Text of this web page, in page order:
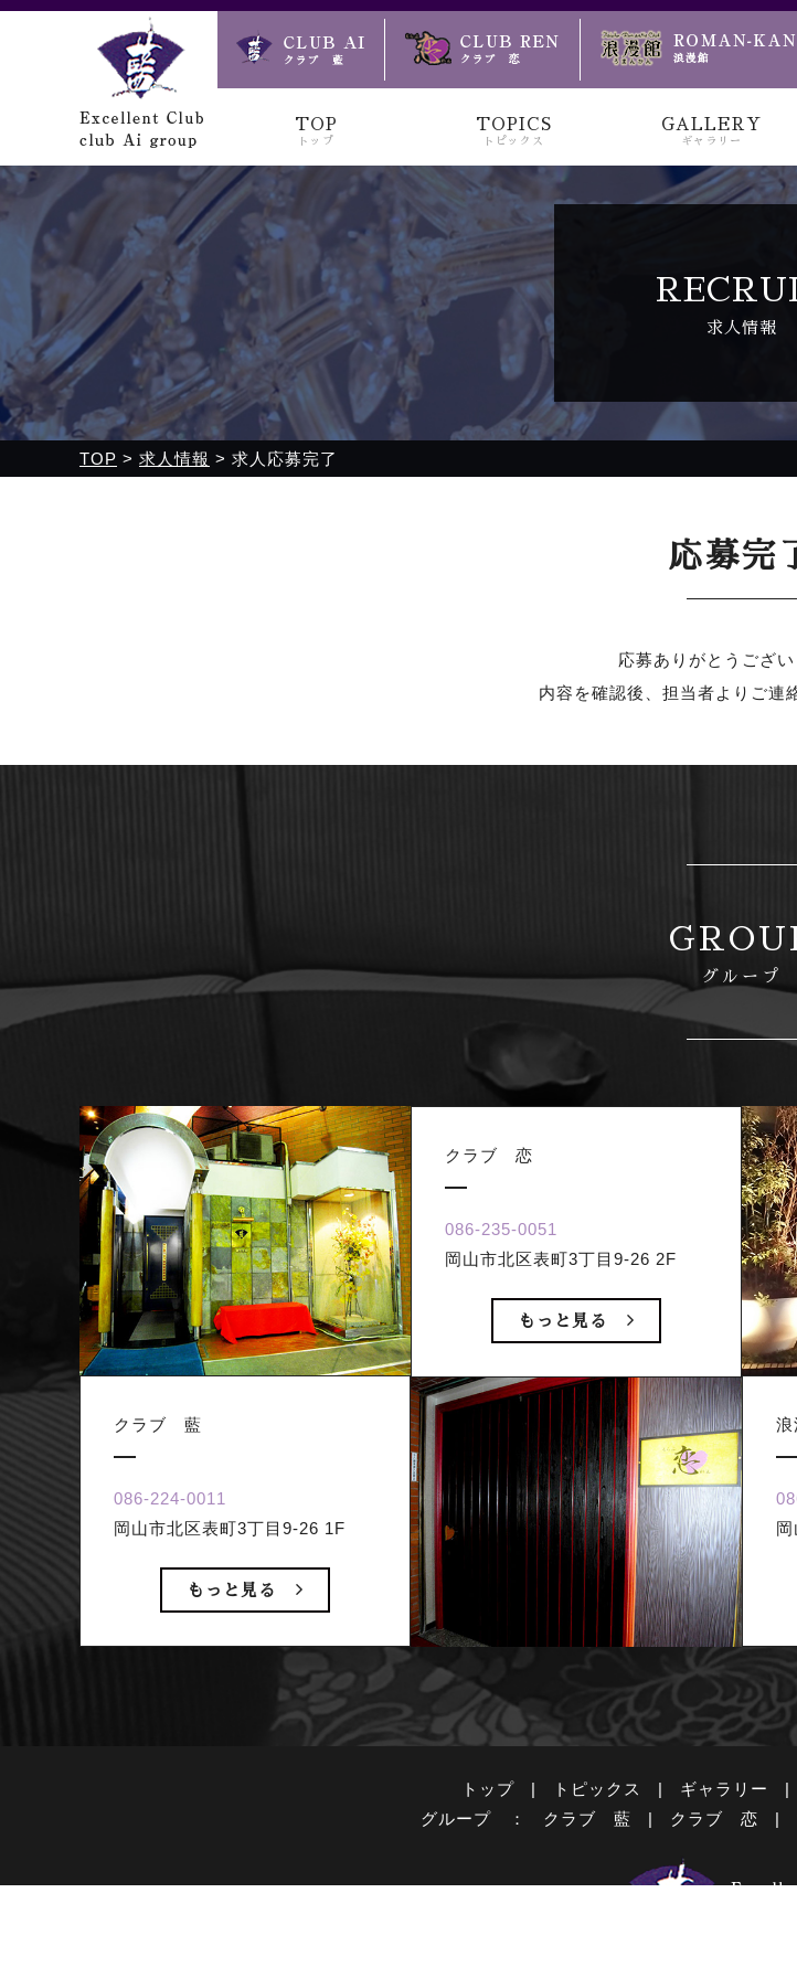
クラブ藍(あい)、クラブ恋(れん)、ルミナス、浪漫館で皆様のお越しをお待ちしております
TOP
トップ
TOPICS
トピックス
GALLERY
ギャラリー
求人情報
TOP > 求人情報 > 求人応募完了
応募完
応募ありがとうござい
内容を確認後、担当者よりご連
グループ
クラブ 藍
086-224-0011
岡山市北区表町3丁目9-26 1F
もっと見る
クラブ 恋
086-235-0051
岡山市北区表町3丁目9-26 2F
もっと見る
浪
トップ | トピックス | ギャラリー |
グループ ：
クラブ 藍 | クラブ 恋 |